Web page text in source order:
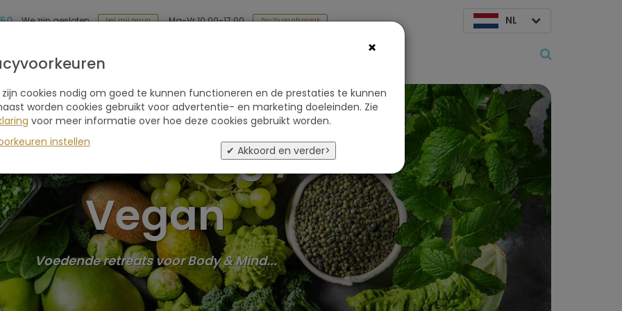
We zijn gesloten bel mij terug Ma-Vr 10:00-17:00 Za-Zo op afspraak NL
Soort reis Over ons
Plantaardig /
Vegan
Voedende retreats voor Body & Mind...
×
zijn cookies nodig om goed te kunnen functioneren en de prestaties te kunnen
worden cookies gebruikt voor advertentie- en marketing doeleinden. Zie
voor meer informatie over hoe deze cookies gebruikt worden.
instellen
✔ Akkoord en verder>